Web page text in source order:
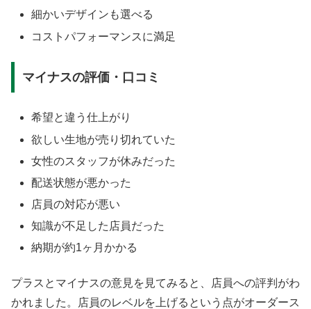
細かいデザインも選べる
コストパフォーマンスに満足
マイナスの評価・口コミ
希望と違う仕上がり
欲しい生地が売り切れていた
女性のスタッフが休みだった
配送状態が悪かった
店員の対応が悪い
知識が不足した店員だった
納期が約1ヶ月かかる
プラスとマイナスの意見を見てみると、店員への評判がわ
かれました。店員のレベルを上げるという点がオーダース